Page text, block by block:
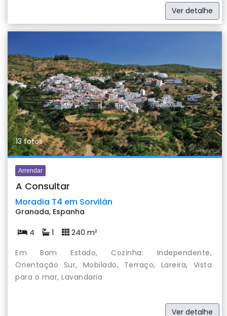
Ver detalhe
Previous
13 fotos
Arrendar
A Consultar
Moradia T4 em Sorvilán
Granada, Espanha
4 1 240 m²
Em Bom Estado, Cozinha: Independente,
Orientação Sur, Mobilado, Terraço, Lareira, Vista
para o mar, Lavandaria
Ver detalhe